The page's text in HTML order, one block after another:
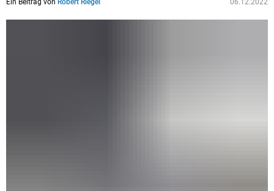
Ein Beitrag von Robert Riegel 06.12.2022